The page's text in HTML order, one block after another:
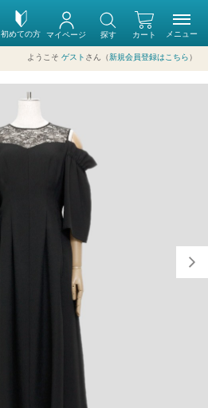
初めての方 カート
マイページ 探す
ようこそ ゲスト さん（新規会員登録はこちら ）
メニュー